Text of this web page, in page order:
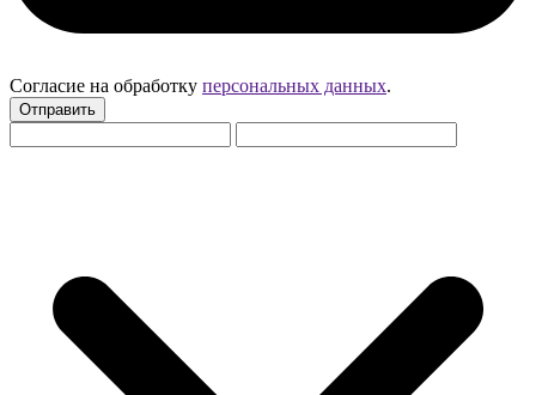
Согласие на обработку персональных данных.
Отправить